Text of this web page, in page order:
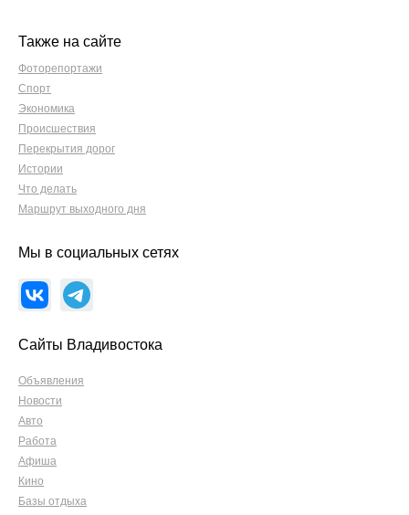
Также на сайте
Фоторепортажи
Спорт
Экономика
Происшествия
Перекрытия дорог
Истории
Что делать
Маршрут выходного дня
Мы в социальных сетях
Сайты Владивостока
Объявления
Новости
Авто
Работа
Афиша
Кино
Базы отдыха